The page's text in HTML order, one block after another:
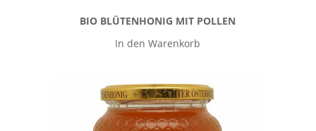
BIO BLÜTENHONIG MIT POLLEN
In den Warenkorb